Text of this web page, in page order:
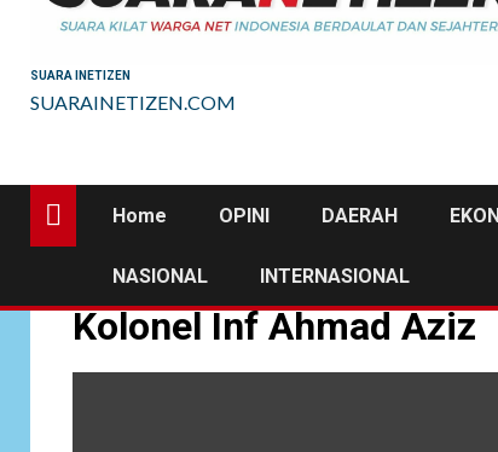
SUARA INETIZEN
SUARAINETIZEN.COM
Home OPINI DAERAH
NASIONAL INTERNASIONAL
Kolonel Inf Ahmad Aziz